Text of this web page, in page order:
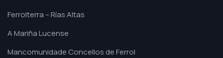
Ferrolterra – Rías Altas
A Mariña Lucense
Mancomunidade Concellos de Ferrol